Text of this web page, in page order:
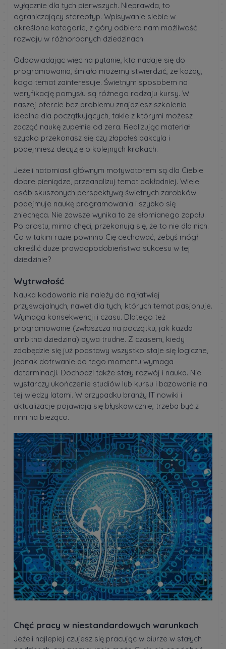
wyłącznie dla tych pierwszych. Nieprawda, to
ograniczający stereotyp. Wpisywanie siebie w
określone kategorie, z góry odbiera nam możliwość
rozwoju w różnorodnych dziedzinach.
Odpowiadając więc na pytanie, kto nadaje się do
programowania, śmiało możemy stwierdzić, że każdy,
kogo temat zainteresuje. Świetnym sposobem na
weryfikację pomysłu są różnego rodzaju kursy. W
naszej ofercie bez problemu znajdziesz szkolenia
idealne dla początkujących, takie z którymi możesz
zacząć naukę zupełnie od zera. Realizując materiał
szybko przekonasz się czy złapałeś bakcyla i
podejmiesz decyzję o kolejnych krokach.
Jeżeli natomiast głównym motywatorem są dla Ciebie
dobre pieniądze, przeanalizuj temat dokładniej. Wiele
osób skuszonych perspektywą świetnych zarobków
podejmuje naukę programowania i szybko się
zniechęca. Nie zawsze wynika to ze słomianego zapału.
Po prostu, mimo chęci, przekonują się, że to nie dla nich.
Co w takim razie powinno Cię cechować, żebyś mógł
określić duże prawdopodobieństwo sukcesu w tej
dziedzinie?
Wytrwałość
Nauka kodowania nie należy do najłatwiej
przyswajalnych, nawet dla tych, których temat pasjonuje.
Wymaga konsekwencji i czasu. Dlatego też
programowanie (zwłaszcza na początku, jak każda
ambitna dziedzina) bywa trudne. Z czasem, kiedy
zdobędzie się już podstawy wszystko staje się logiczne,
jednak dotrwanie do tego momentu wymaga
determinacji. Dochodzi także stały rozwój i nauka. Nie
wystarczy ukończenie studiów lub kursu i bazowanie na
tej wiedzy latami. W przypadku branży IT nowiki i
aktualizacje pojawiają się błyskawicznie, trzeba być z
nimi na bieżąco.
Chęć pracy w niestandardowych warunkach
Jeżeli najlepiej czujesz się pracując w biurze w stałych